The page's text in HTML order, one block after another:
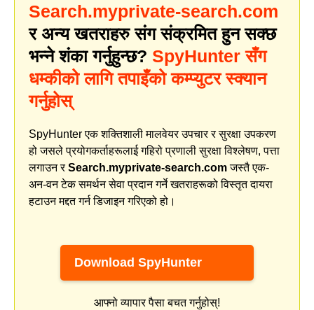
Search.myprivate-search.com
र अन्य खतराहरु संग संक्रमित हुन सक्छ
भन्ने शंका गर्नुहुन्छ? SpyHunter सँग
धम्कीको लागि तपाइँको कम्प्युटर स्क्यान
गर्नुहोस्
SpyHunter एक शक्तिशाली मालवेयर उपचार र सुरक्षा उपकरण
हो जसले प्रयोगकर्ताहरूलाई गहिरो प्रणाली सुरक्षा विश्लेषण, पत्ता
लगाउन रSearch.myprivate-search.comजस्तै एक-
अन-वन टेक समर्थन सेवा प्रदान गर्ने खतराहरूको विस्तृत दायरा
हटाउन मद्दत गर्न डिजाइन गरिएको हो।
Download SpyHunter
आफ्नो व्यापार पैसा बचत गर्नुहोस्!